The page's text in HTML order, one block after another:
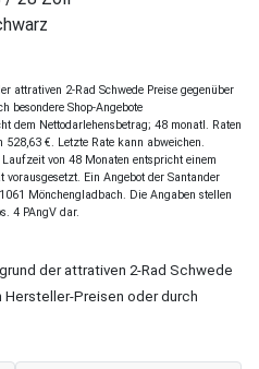
attrativen 2-Rad Schwede Preise gegenüber
besondere Shop-Angebote
dem Nettodarlehensbetrag; 48 monatl. Raten
528,63 €. Letzte Rate kann abweichen.
von 48 Monaten entspricht einem
Ein Angebot der Santander
Mönchengladbach. Die Angaben stellen
4 PAngV dar.
der attrativen 2-Rad Schwede
Preisen oder durch